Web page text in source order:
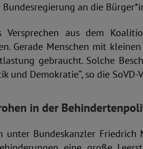
an die
Versprechen aus dem
Gerade Menschen mit
gebraucht. Solche
und Demokratie“, so die SoVD-
in der
unter Bundeskanzler